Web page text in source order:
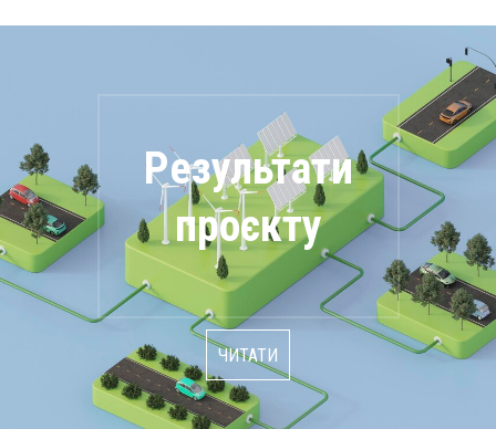
Результати
проєкту
ЧИТАТИ